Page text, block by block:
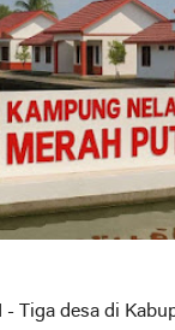
- Tiga desa di